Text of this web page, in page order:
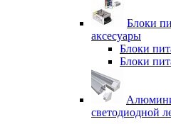
Блоки
аксесуары
Блоки
Блоки
светодиодной